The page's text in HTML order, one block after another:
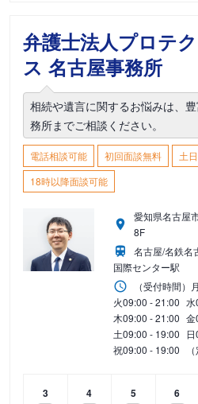
弁護士法人プロテ
ス 名古屋事務所
相続や遺言に関するお悩みは、
務所までご相談ください。
電話相談可能 初回面談無料
土
18時以降面談可能
愛知県名古屋
8F
名古屋/名鉄名
国際センター駅
（受付時間）
火09:00 - 21:00 水
木09:00 - 21:00 金
土09:00 - 19:00 日
祝09:00 - 19:00
3
4
5
6